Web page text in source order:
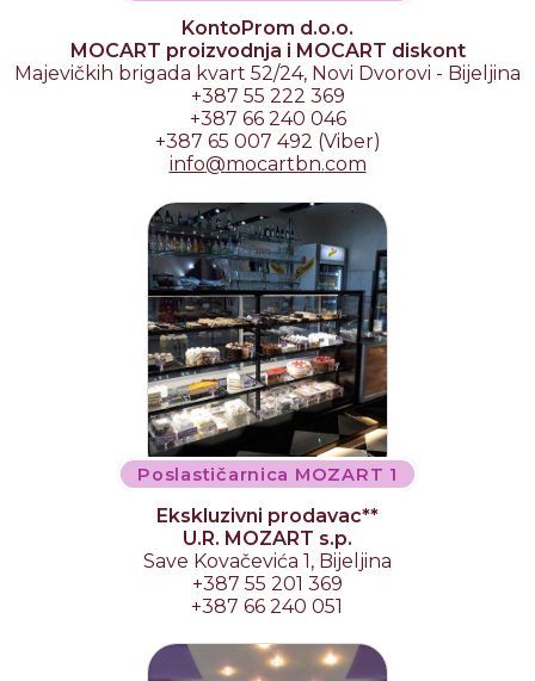
KontoProm d.o.o.
MOCART proizvodnja i MOCART diskont
Majevičkih brigada kvart 52/24, Novi Dvorovi - Bijeljina
+387 55 222 369
+387 66 240 046
+387 65 007 492 (Viber)
info@mocartbn.com
Poslastičarnica MOZART 1
Ekskluzivni prodavac**
U.R. MOZART s.p.
Save Kovačevića 1, Bijeljina
+387 55 201 369
+387 66 240 051